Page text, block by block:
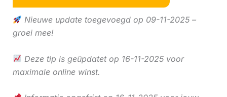
Nieuwe update toegevoegd op 09-11-2025 –
groei mee!
Deze tip is geüpdatet op 16-11-2025 voor
maximale online winst.